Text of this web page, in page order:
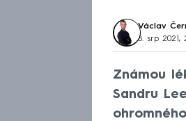
Václav
8. srp 2021,
Známou
Sandru